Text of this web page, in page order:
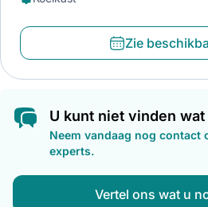
Zie
U kunt niet vinden wat
Neem vandaag nog contact
experts.
Vertel ons wat u